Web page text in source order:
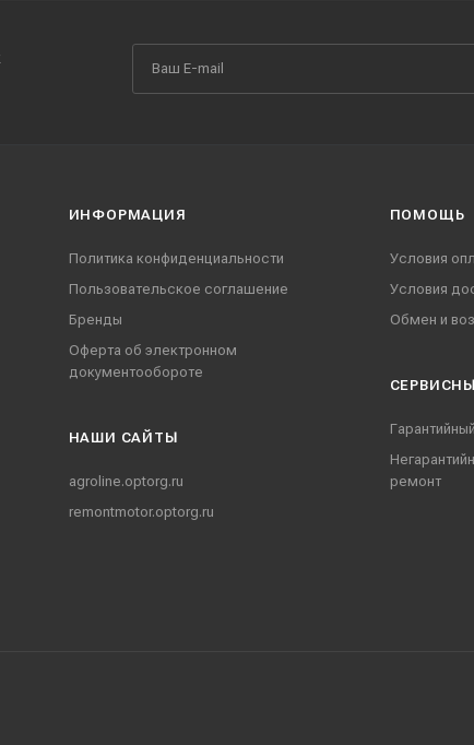
ИНФОРМАЦИЯ
Политика конфиденциальности
Пользовательское соглашение
Бренды
Оферта об электронном
документообороте
НАШИ CАЙТЫ
agroline.optorg.ru
remontmotor.optorg.ru
ПОМОЩЬ
Условия
Условия
Обмен и
ремонт